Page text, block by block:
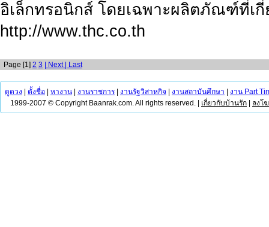
อิเล็กทรอนิกส์ โดยเฉพาะผลิตภัณฑ์ที่เ
http://www.thc.co.th
Page [1] 2 3 | Next | Last
ดูดวง ตั้งชื่อ หางาน งานราชการ งานรัฐวิสาหกิจ งานสถาบันศึกษา
งาน Part
1999-2007 © Copyright Baanrak.com. All rights reserved. | เกี่ยวกับบ้านรัก ลงโ